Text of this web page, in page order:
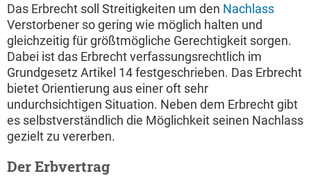
Das Erbrecht soll Streitigkeiten um den Nachlass
Verstorbener so gering wie möglich halten und
gleichzeitig für größtmögliche Gerechtigkeit sorgen.
Dabei ist das Erbrecht verfassungsrechtlich im
Grundgesetz Artikel 14 festgeschrieben. Das Erbrecht
bietet Orientierung aus einer oft sehr
undurchsichtigen Situation. Neben dem Erbrecht gibt
es selbstverständlich die Möglichkeit seinen Nachlass
gezielt zu vererben.
Der Erbvertrag